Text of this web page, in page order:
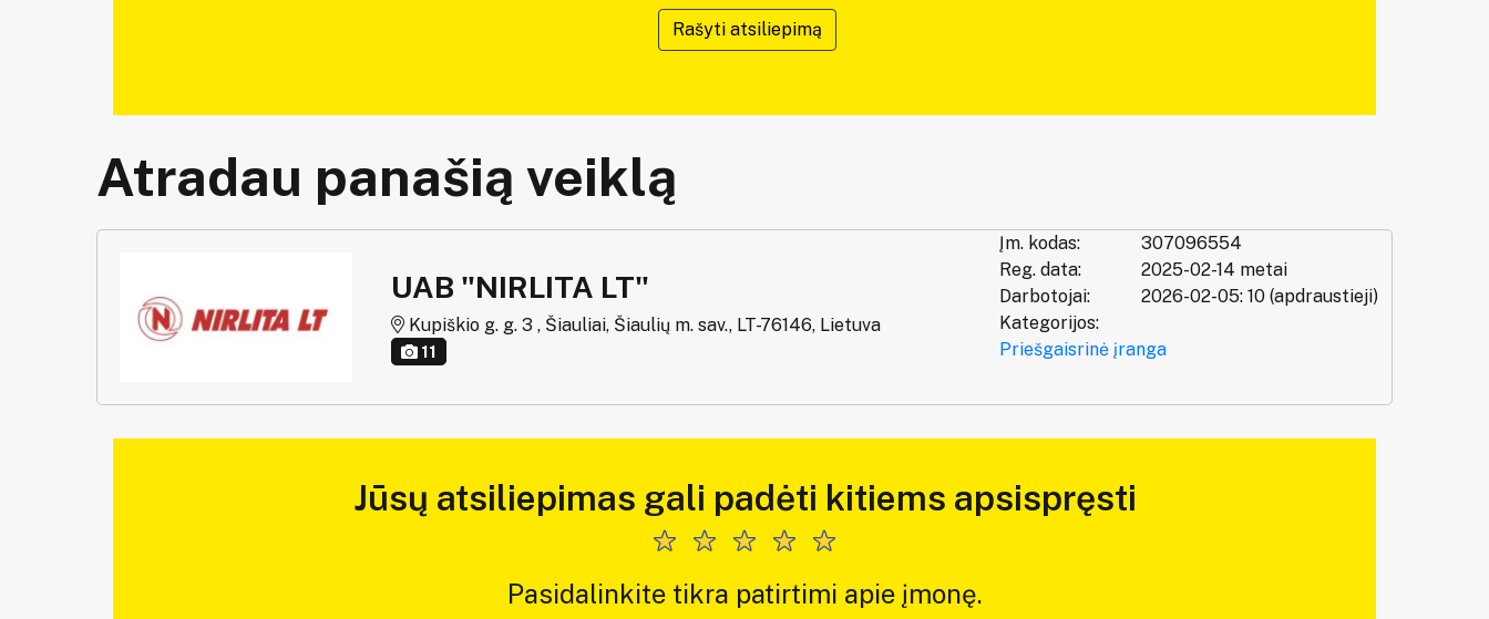
Rašyti atsiliepimą
Atradau panašią veiklą
UAB "NIRLITA LT"
Kupiškio g. g. 3 , Šiauliai, Šiaulių m. sav., LT-76146, Lietuva
11
Įm. kodas:
307096554
Reg. data:
2025-02-14 metai
Darbotojai:
2026-02-05: 10 (apdraustieji)
Kategorijos:
Priešgaisrinė įranga
Jūsų atsiliepimas gali padėti kitiems apsispręsti
Pasidalinkite tikra patirtimi apie įmonę.